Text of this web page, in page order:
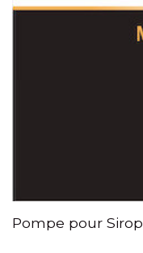
Pompe pour Sirop